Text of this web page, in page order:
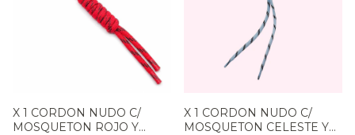
X 1 CORDON NUDO C/
MOSQUETON ROJO Y
X 1 CORDON NUDO C/
MOSQUETON CELESTE Y